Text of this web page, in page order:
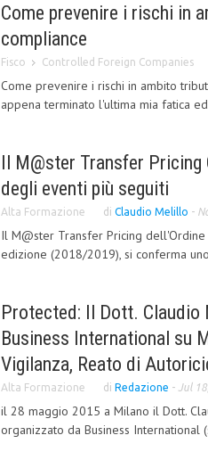
Come prevenire i rischi in
compliance
Fisco Controlled Foreign Companies
Come prevenire i rischi in ambito
appena terminato l'ultima mia fatica
Il M@ster Transfer
degli eventi più seguiti
Alta Formazione di Claudio Melillo -
Il M@ster Transfer Pricing
edizione (2018/2019), si conferma
Protected: Il Dott. Claudio
Business International su
Vigilanza, Reato di
Alta Formazione di Redazione - Jul
il 28 maggio 2015 a Milano il Dott.
organizzato da Business International